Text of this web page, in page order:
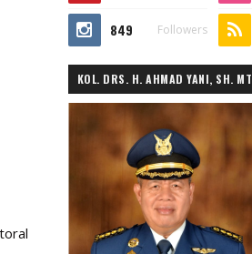
849 Followers
KOL. DRS. H. AHMAD YANI, SH. MT